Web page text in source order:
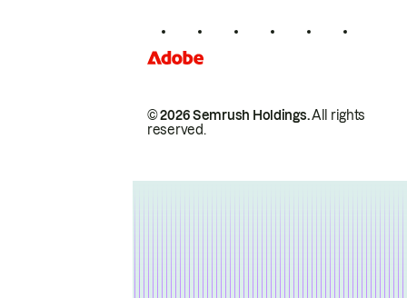
© 2026 Semrush Holdings.All rights
reserved.